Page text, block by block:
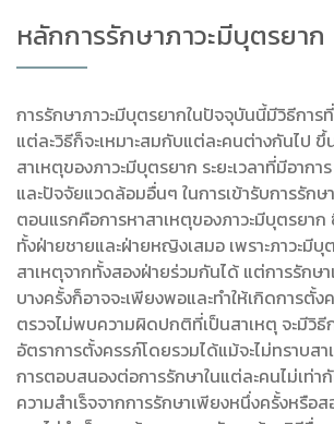
หลักการรักษาภาวะมีบุตรยาก
การรักษาภาวะมีบุตรยากในปัจจุบันนี้มีวิธีการ
แต่ละวิธีก็จะเหมาะสมกับแต่ละคนต่างกันไป
สาเหตุของภาวะมีบุตรยาก ระยะเวลาที่มีอาก
และปัจจัยแวดล้อมอื่นๆ ในการเข้ารับการรัก
ตอนแรกคือการหาสาเหตุของภาวะมีบุตรยาก
ทั้งฝ่ายชายและฝ่ายหญิงเสมอ เพราะภาวะมีบุ
สาเหตุจากทั้งสองฝ่ายร่วมกันได้ แต่การรักษ
บางครั้งก็อาจจะเพียงพอและทำให้เกิดการตั้
ตรวจไม่พบความผิดปกติที่เป็นสาเหตุ จะมีวิธี
อัตราการตั้งครรภ์โดยรวมได้แม้จะไม่ทราบส
การตอบสนองต่อการรักษาในแต่ละคนไม่เท่า
ความสำเร็จจากการรักษาเพียงหนึ่งครั้งหรือ